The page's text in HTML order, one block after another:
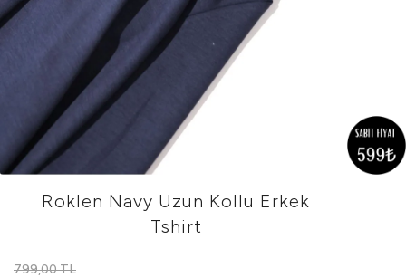
Roklen Navy Uzun Kollu Erkek
Tshirt
799,00 TL